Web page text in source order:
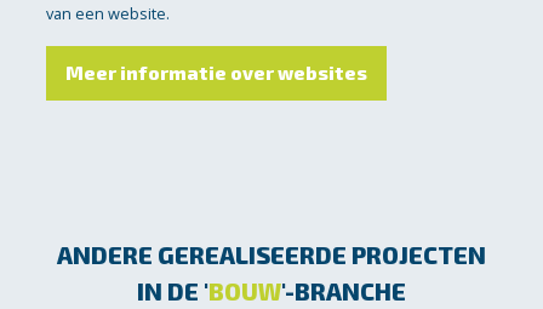
van een website.
Meer informatie over websites
ANDERE GEREALISEERDE PROJECTEN
IN DE 'BOUW'-BRANCHE